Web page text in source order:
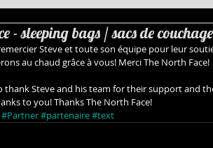
- sleeping bags / sacs de couchage
Steve et toute son équipe pour leur
au chaud grâce à vous! Merci The North Face!
thank Steve and his team for their support and
to you! Thanks The North Face!
#Partner#partenaire#text